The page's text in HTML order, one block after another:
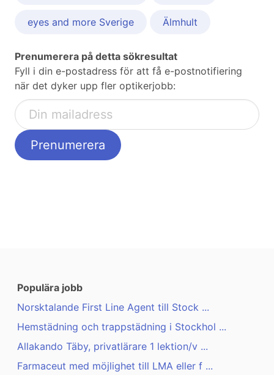
eyes and more Sverige Älmhult
Prenumerera på detta sökresultat
Fyll i din e-postadress för att få e-postnotifiering
när det dyker upp fler optikerjobb:
Populära jobb
Norsktalande First Line Agent till Stock ...
Hemstädning och trappstädning i Stockhol ...
Allakando Täby, privatlärare 1 lektion/v ...
Farmaceut med möjlighet till LMA eller f ...